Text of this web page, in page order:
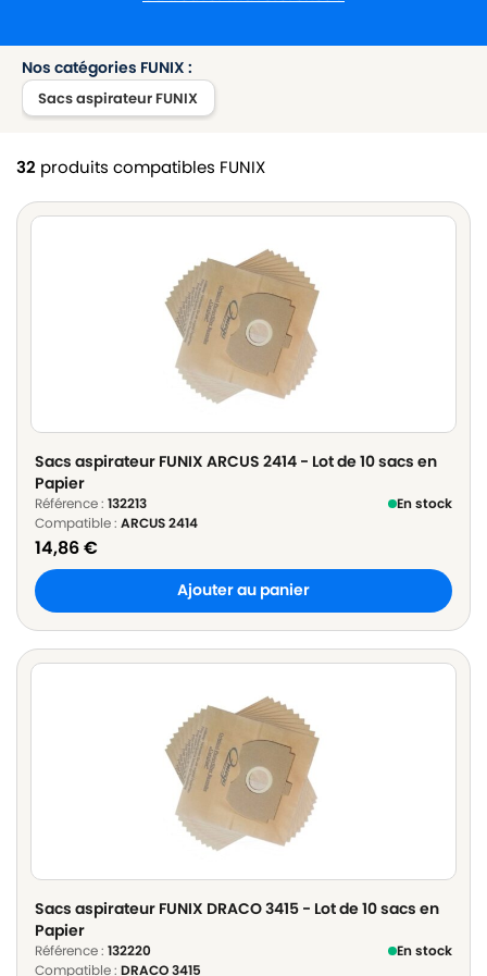
Nos catégories FUNIX :
Sacs aspirateur FUNIX
32 produits compatibles FUNIX
Sacs aspirateur FUNIX ARCUS 2414 - Lot de 10 sacs en
Papier
Référence : 132213
En stock
Compatible : ARCUS 2414
14,86€
Ajouter au panier
Sacs aspirateur FUNIX DRACO 3415 - Lot de 10 sacs en
Papier
Référence : 132220
En stock
Compatible : DRACO 3415